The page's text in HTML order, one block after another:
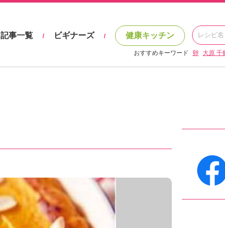
記事一覧 / ビギナーズ / 健康キッチン
おすすめキーワード 卵 大原 千